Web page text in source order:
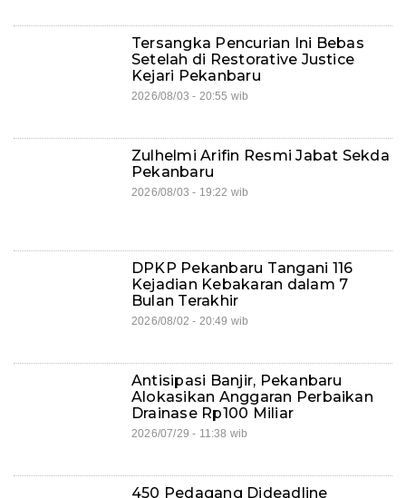
Tersangka Pencurian Ini Bebas
Setelah di Restorative Justice
Kejari Pekanbaru
2026/08/03 - 20:55 wib
Zulhelmi Arifin Resmi Jabat Sekda
Pekanbaru
2026/08/03 - 19:22 wib
DPKP Pekanbaru Tangani 116
Kejadian Kebakaran dalam 7
Bulan Terakhir
2026/08/02 - 20:49 wib
Antisipasi Banjir, Pekanbaru
Alokasikan Anggaran Perbaikan
Drainase Rp100 Miliar
2026/07/29 - 11:38 wib
450 Pedagang Dideadline